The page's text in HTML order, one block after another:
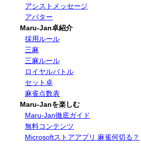
アシストメッセージ
アバター
Maru-Jan卓紹介
採用ルール
三麻
三麻ルール
ロイヤルバトル
セット卓
麻雀点数表
Maru-Janを楽しむ
Maru-Jan徹底ガイド
無料コンテンツ
Microsoftストアアプリ 麻雀何切る？